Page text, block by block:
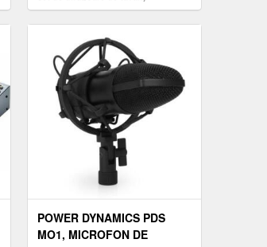
amplificator, BT, 2 x 60 W, 2 x 6, 5 "
POWER DYNAMICS PDS
MO1, MICROFON DE